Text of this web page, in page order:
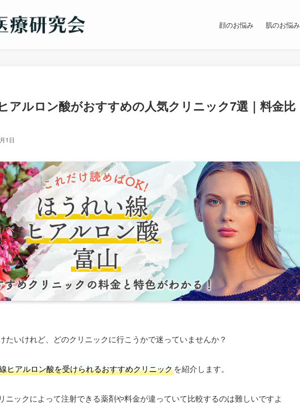
顔のお悩み 肌のお悩み
アルロン酸がおすすめの人気クリニック7選｜料金比
1日
たいけれど、どのクリニックに行こうかで迷っていませんか？
ヒアルロン酸を受けられるおすすめクリニックを紹介します。
ニックによって注射できる薬剤や料金が違っていて比較するのは難しいですよ